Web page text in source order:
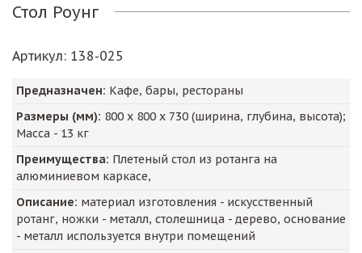
Стол Роунг
Артикул: 138-025
Предназначен: Кафе, бары, рестораны
Размеры (мм): 800 х 800 х 730 (ширина, глубина, высота);
Масса - 13 кг
Преимущества: Плетеный стол из ротанга на
алюминиевом каркасе,
Описание: материал изготовления - искусственный
ротанг, ножки - металл, столешница - дерево, основание
- металл используется внутри помещений